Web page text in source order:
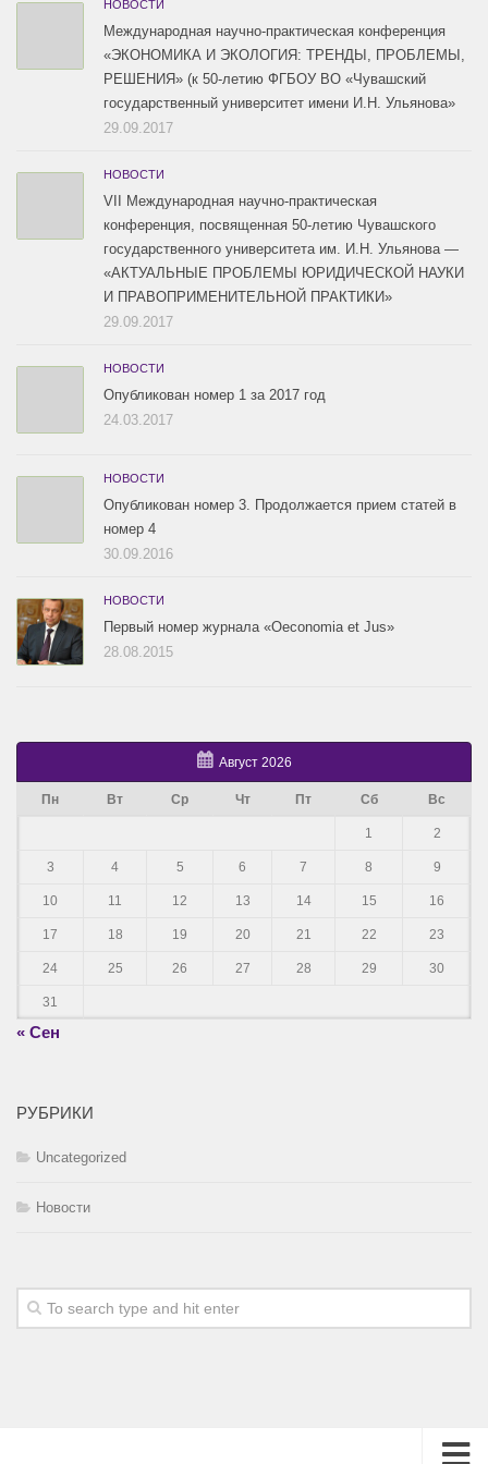
НОВОСТИ
Международная научно-практическая конференция
«ЭКОНОМИКА И ЭКОЛОГИЯ: ТРЕНДЫ, ПРОБЛЕМЫ,
РЕШЕНИЯ» (к 50-летию ФГБОУ ВО «Чувашский
государственный университет имени И.Н. Ульянова»
29.09.2017
НОВОСТИ
VII Международная научно-практическая
конференция, посвященная 50-летию Чувашского
государственного университета им. И.Н. Ульянова —
«АКТУАЛЬНЫЕ ПРОБЛЕМЫ ЮРИДИЧЕСКОЙ НАУКИ
И ПРАВОПРИМЕНИТЕЛЬНОЙ ПРАКТИКИ»
29.09.2017
НОВОСТИ
Опубликован номер 1 за 2017 год
24.03.2017
НОВОСТИ
Опубликован номер 3. Продолжается прием статей в
номер 4
30.09.2016
НОВОСТИ
Первый номер журнала «Oeconomia et Jus»
28.08.2015
Август 2026
Пн Вт Ср Чт Пт Сб Вс
1 2
3 4 5 6 7 8 9
10 11 12 13 14 15 16
17 18 19 20 21 22 23
24 25 26 27 28 29 30
31
« Сен
РУБРИКИ
Uncategorized
Новости